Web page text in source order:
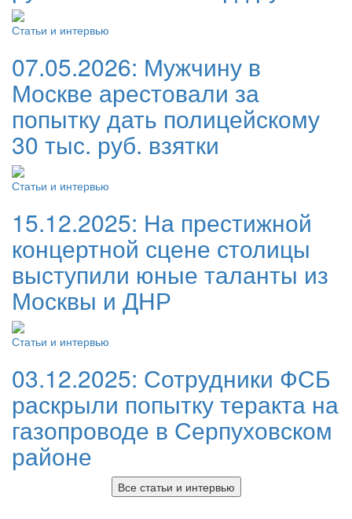
Статьи и интервью
07.05.2026: Мужчину в
Москве арестовали за
попытку дать полицейскому
30 тыс. руб. взятки
Статьи и интервью
15.12.2025: На престижной
концертной сцене столицы
выступили юные таланты из
Москвы и ДНР
Статьи и интервью
03.12.2025: Сотрудники ФСБ
раскрыли попытку теракта на
газопроводе в Серпуховском
районе
Все статьи и интервью